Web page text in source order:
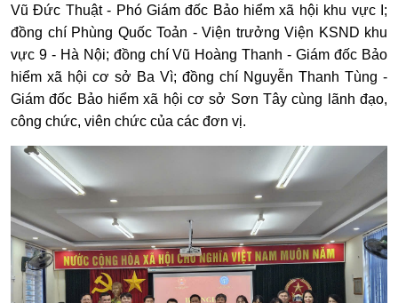
Vũ Đức Thuật - Phó Giám đốc Bảo hiểm xã hội khu vực I;
đồng chí Phùng Quốc Toản - Viện trưởng Viện KSND khu
vực 9 - Hà Nội; đồng chí Vũ Hoàng Thanh - Giám đốc Bảo
hiểm xã hội cơ sở Ba Vì; đồng chí Nguyễn Thanh Tùng -
Giám đốc Bảo hiểm xã hội cơ sở Sơn Tây cùng lãnh đạo,
công chức, viên chức của các đơn vị.